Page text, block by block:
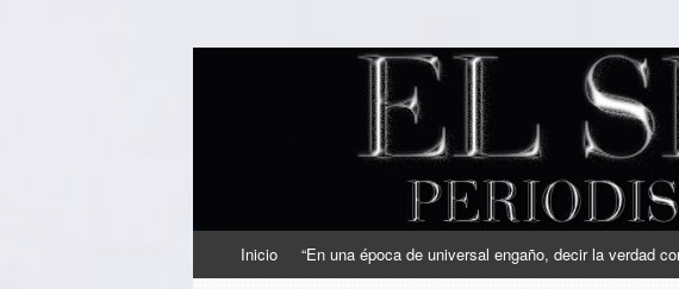
EL SINDICAL
Periodismo Inteligente
al
Inicio “En una época de universal engaño, decir la verdad